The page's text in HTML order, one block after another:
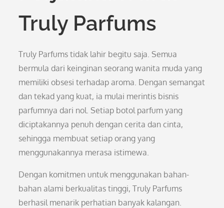
Truly Parfums
Truly Parfums tidak lahir begitu saja. Semua
bermula dari keinginan seorang wanita muda yang
memiliki obsesi terhadap aroma. Dengan semangat
dan tekad yang kuat, ia mulai merintis bisnis
parfumnya dari nol. Setiap botol parfum yang
diciptakannya penuh dengan cerita dan cinta,
sehingga membuat setiap orang yang
menggunakannya merasa istimewa.
Dengan komitmen untuk menggunakan bahan-
bahan alami berkualitas tinggi, Truly Parfums
berhasil menarik perhatian banyak kalangan.